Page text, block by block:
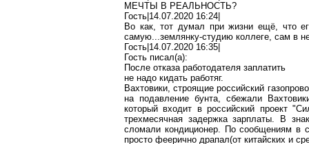
МЕЧТЫ В РЕАЛЬНОСТЬ?
Гость|14.07.2020 16:24|
Во как, тот думал при жизни ещё, что
самую...землянку-студию коллеге, сам в
Гость|14.07.2020 16:35|
Гость писал(a):
После отказа работодателя заплатить
не надо кидать работяг.
Вахтовики,строящие российский
на подавление бунта, сбежали
который входит в российский проект
трехмесячная задержка зарплаты. В
сломали кондиционер. По сообщениям в
просто феерично драпал(от китайских и